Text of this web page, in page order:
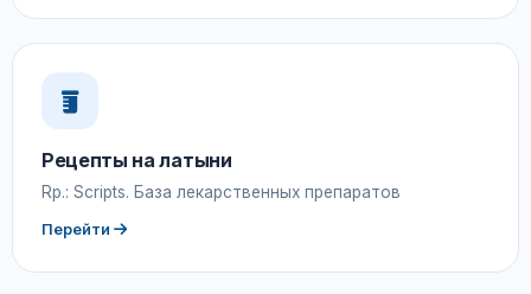
Рецепты на латыни
Rp.: Scripts. База лекарственных препаратов
Перейти